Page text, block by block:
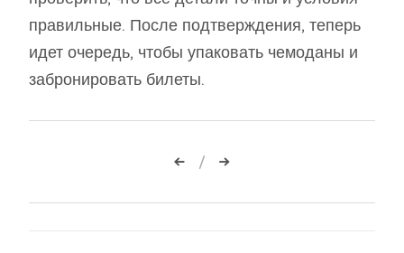
правильные. После подтверждения, теперь
идет очередь, чтобы упаковать чемоданы и
забронировать билеты.
Навигация
по